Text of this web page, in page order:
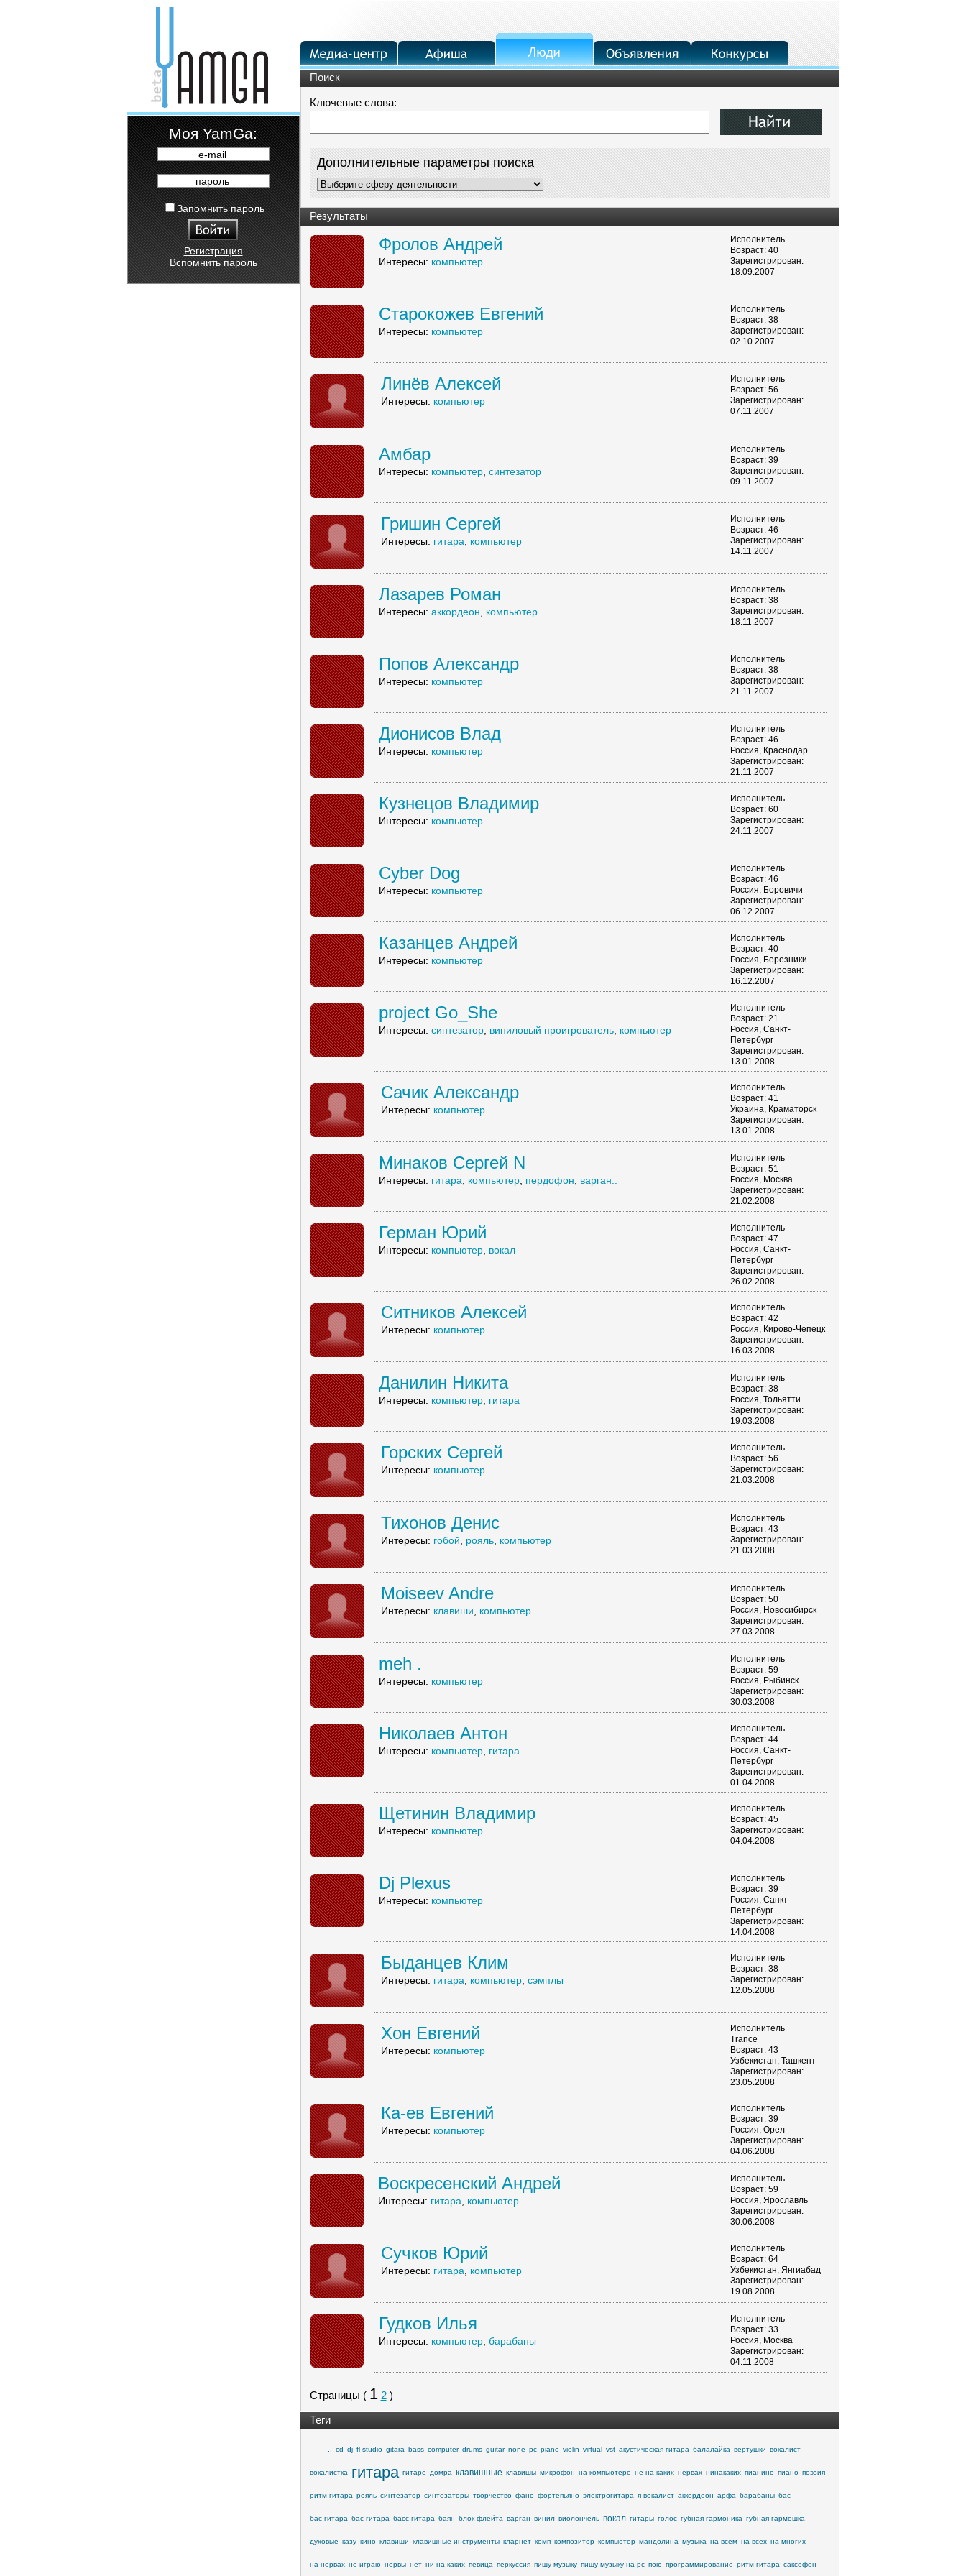
Moя YamGa:
e-mail
пароль
Запомнить пароль
Регистрация
Вспомнить пароль
Поиск
Ключевые слова:
Дополнительные параметры поиска
Результаты
Фролов Андрей
Интересы: компьютер
Исполнитель
Возраст: 40
Зарегистрирован:
18.09.2007
Старокожев Евгений
Интересы: компьютер
Исполнитель
Возраст: 38
Зарегистрирован:
02.10.2007
Линёв Алексей
Интересы: компьютер
Исполнитель
Возраст: 56
Зарегистрирован:
07.11.2007
Амбар
Интересы: компьютер, синтезатор
Исполнитель
Возраст: 39
Зарегистрирован:
09.11.2007
Гришин Сергей
Интересы: гитара компьютер
Исполнитель
Возраст: 46
Зарегистрирован:
14.11.2007
Лазарев Роман
Интересы: аккордеон компьютер
Исполнитель
Возраст: 38
Зарегистрирован:
18.11.2007
Попов Александр
Интересы: компьютер
Исполнитель
Возраст: 38
Зарегистрирован:
21.11.2007
Дионисов Влад
Интересы: компьютер
Исполнитель
Возраст: 46
Россия, Краснодар
Зарегистрирован:
21.11.2007
Кузнецов Владимир
Интересы: компьютер
Исполнитель
Возраст: 60
Зарегистрирован:
24.11.2007
Cyber Dog
Интересы: компьютер
Исполнитель
Возраст: 46
Россия, Боровичи
Зарегистрирован:
06.12.2007
Казанцев Андрей
Интересы: компьютер
Исполнитель
Возраст: 40
Россия, Березники
Зарегистрирован:
16.12.2007
project Go_She
Интересы: синтезатор, виниловый проигрователь, компьютер
Исполнитель
Возраст: 21
Россия, Санкт-
Петербург
Зарегистрирован:
13.01.2008
Сачик Александр
Интересы: компьютер
Исполнитель
Возраст: 41
Украина, Краматорск
Зарегистрирован:
13.01.2008
Минаков Сергей N
Интересы: гитара компьютер, пердофон варган..
Исполнитель
Возраст: 51
Россия, Москва
Зарегистрирован:
21.02.2008
Герман Юрий
Интересы: компьютер, вокал
Исполнитель
Возраст: 47
Россия, Санкт-
Петербург
Зарегистрирован:
26.02.2008
Ситников Алексей
Интересы: компьютер
Исполнитель
Возраст: 42
Россия, Кирово-Чепецк
Зарегистрирован:
16.03.2008
Данилин Никита
Интересы: компьютер, гитара
Исполнитель
Возраст: 38
Россия, Тольятти
Зарегистрирован:
19.03.2008
Горских Сергей
Интересы: компьютер
Исполнитель
Возраст: 56
Зарегистрирован:
21.03.2008
Тихонов Денис
Интересы: гобой рояль, компьютер
Исполнитель
Возраст: 43
Зарегистрирован:
21.03.2008
Moiseev Andre
Интересы: клавиши компьютер
Исполнитель
Возраст: 50
Россия, Новосибирск
Зарегистрирован:
27.03.2008
meh .
Интересы: компьютер
Исполнитель
Возраст: 59
Россия, Рыбинск
Зарегистрирован:
30.03.2008
Николаев Антон
Интересы: компьютер, гитара
Исполнитель
Возраст: 44
Россия, Санкт-
Петербург
Зарегистрирован:
01.04.2008
Щетинин Владимир
Интересы: компьютер
Исполнитель
Возраст: 45
Зарегистрирован:
04.04.2008
Dj Plexus
Интересы: компьютер
Исполнитель
Возраст: 39
Россия, Санкт-
Петербург
Зарегистрирован:
14.04.2008
Быданцев Клим
Интересы: гитара компьютер, сэмплы
Исполнитель
Возраст: 38
Зарегистрирован:
12.05.2008
Хон Евгений
Интересы: компьютер
Исполнитель
Trance
Возраст: 43
Узбекистан, Ташкент
Зарегистрирован:
23.05.2008
Ка-ев Евгений
Интересы: компьютер
Исполнитель
Возраст: 39
Россия, Орел
Зарегистрирован:
04.06.2008
Воскресенский Андрей
Интересы: гитара компьютер
Исполнитель
Возраст: 59
Россия, Ярославль
Зарегистрирован:
30.06.2008
Сучков Юрий
Интересы: гитара компьютер
Исполнитель
Возраст: 64
Узбекистан, Янгиабад
Зарегистрирован:
19.08.2008
Гудков Илья
Интересы: компьютер, барабаны
Исполнитель
Возраст: 33
Россия, Москва
Зарегистрирован:
04.11.2008
Страницы ( 1 2)
Теги
- ---- cd dj fl studio gitara bass computer drums guitar none pc piano violin virtual vst акустическая гитара балалайка вертушки вокалист
вокалистка гитара гитаре домра клавишные клавишы микрофон на компьютере не на каких нервах нинакаких пианино пиано поэзия
ритм гитара рояль синтезатор синтезаторы творчество фано фортепьяно электрогитара я вокалист аккордеон арфа барабаны бас
бас гитара бас-гитара басс-гитара баян блок-флейта варган винил виолончель вокал гитары голос губная гармоника губная гармошка
духовые казу кино клавиши клавишные инструменты кларнет комп композитор компьютер мандолина музыка на всем на всех на многих
на нервах не играю нервы нет ни на каких певица перкуссия пишу музыку пишу музыку на pc пою программирование ритм-гитара саксофон